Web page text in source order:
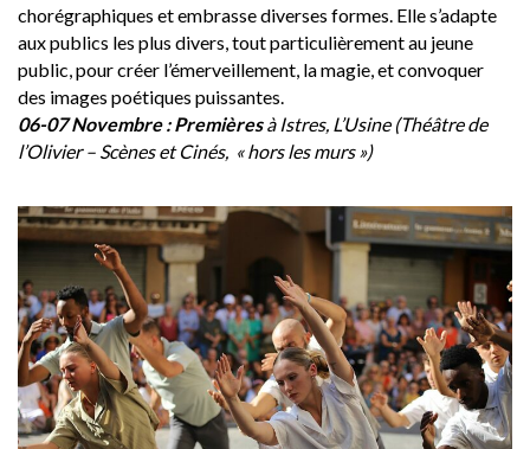
chorégraphiques et embrasse diverses formes. Elle s’adapte
aux publics les plus divers, tout particulièrement au jeune
public, pour créer l’émerveillement, la magie, et convoquer
des images poétiques puissantes.
06-07 Novembre: Premièresà Istres, L’Usine (Théâtre de
l’Olivier – Scènes et Cinés, « hors les murs »)